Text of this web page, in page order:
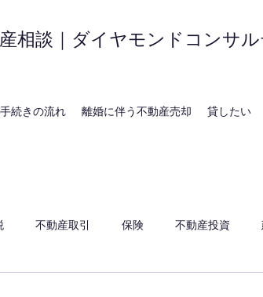
相談｜ダイヤモンドコンサ
続きの流れ 離婚に伴う不動産売却 貸したい
不動産取引 保険 不動産投資